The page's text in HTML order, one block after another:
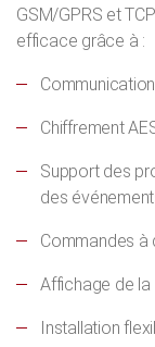
GSM/GPRS et
efficace grâce à :
Chiffrement
Support des
des
Commandes à
Affichage de la
Installation